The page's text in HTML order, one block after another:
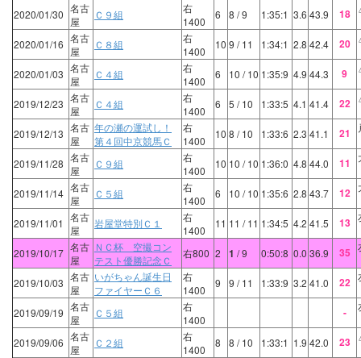
2020/01/30 名古
屋
Ｃ９組
右
1400
6 8 / 9 1:35:1 3.6 43.9 18
2020/01/16 名古
屋
Ｃ８組
右
1400
10 9 / 11 1:34:1 2.8 42.4 20
2020/01/03 名古
屋
Ｃ４組
右
1400
6 10 / 10 1:35:9 4.9 44.3 9
2019/12/23 名古
屋
Ｃ４組
右
1400
6 5 / 10 1:33:5 4.1 41.4 22
2019/12/13 名古
屋
年の瀬の運試し！
第４回中京競馬Ｃ
右
1400
10 8 / 10 1:33:6 2.3 41.1 21
2019/11/28 名古
屋
Ｃ９組
右
1400
10 10 / 10 1:36:0 4.8 44.0 11
2019/11/14 名古
屋
Ｃ５組
右
1400
6 10 / 10 1:35:6 2.8 43.7 12
2019/11/01 名古
屋
岩屋堂特別Ｃ１
右
1400
11 11 / 11 1:34:5 4.2 41.5 13
2019/10/17 名古
屋
ＮＣ杯 空撮コン
テスト優勝記念Ｃ
右800 2 1 / 9 0:50:8 0.0 36.9 35
2019/10/03 名古
屋
いがちゃん誕生日
ファイヤーＣ６
右
1400
9 9 / 11 1:33:9 3.2 41.0 22
2019/09/19 名古
屋
Ｃ５組
右
1400
-
2019/09/06 名古
屋
Ｃ２組
右
1400
8 8 / 10 1:33:1 1.9 42.0 23